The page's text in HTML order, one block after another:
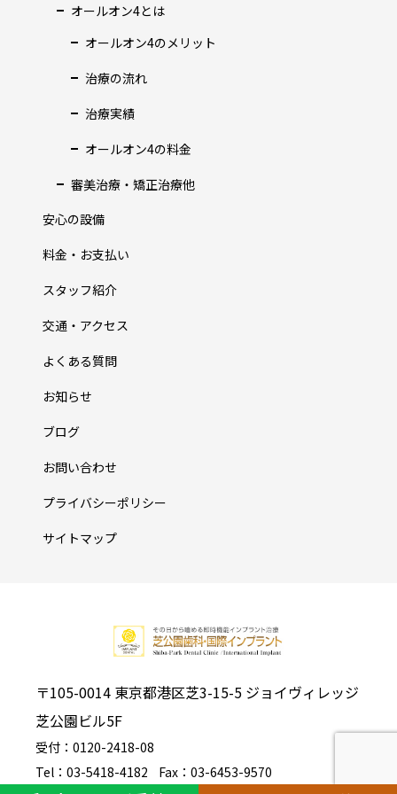
オールオン4とは
オールオン4のメリット
治療の流れ
治療実績
オールオン4の料金
審美治療・矯正治療他
安心の設備
料金・お支払い
スタッフ紹介
交通・アクセス
よくある質問
お知らせ
ブログ
お問い合わせ
プライバシーポリシー
サイトマップ
〒105-0014 東京都港区芝3-15-5 ジョイヴィレッジ
芝公園ビル5F
受付：0120-2418-08
Tel：03-5418-4182
Fax：03-6453-9570